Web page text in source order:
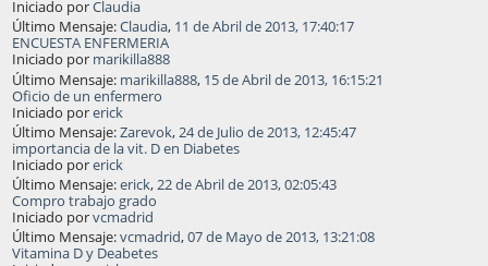
Iniciado porClaudia
Último Mensaje:Claudia, 11 de Abril de 2013, 17:40:17
ENCUESTA ENFERMERIA
Iniciado por marikilla888
Último Mensaje: marikilla888, 15 de Abril de 2013, 16:15:21
Oficio de un enfermero
Iniciado porerick
Último Mensaje:Zarevok,24 de Julio de 2013, 12:45:47
importancia de la vit. D en Diabetes
Iniciado porerick
Último Mensaje:erick,22 de Abril de 2013, 02:05:43
Compro trabajo grado
Iniciado porvcmadrid
Último Mensaje:vcmadrid,07 de Mayo de 2013, 13:21:08
Vitamina D y Deabetes